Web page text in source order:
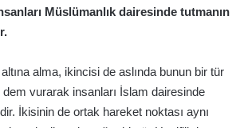
Müslümanlık dairesinde tutmanın
alma, ikincisi de aslında bunun bir tür
vurarak insanları İslam dairesinde
İkisinin de ortak hareket noktası aynı